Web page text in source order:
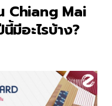
Chiang Mai
มีอะไรบ้าง?